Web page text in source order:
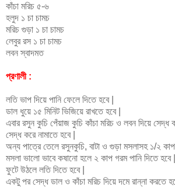
কাঁচা মরিচ ৫-৬
হলুদ ১ চা চামচ
মরিচ গুড়া ১ চা চামচ
লেবুর রস ১ চা চামচ
লবন স্বাদমত
প্রণালী :
লতি ভাপ দিয়ে পানি ফেলে দিতে হবে |
ডাল ধুয়ে ১৫ মিনিট ভিজিয়ে রাখতে হবে |
এবার রসুন কুচি পেঁয়াজ কুচি কাঁচা মরিচ ও লবন দিয়ে সেদ্ধ
সেদ্ধ করে নামাতে হবে |
অন্য পাত্রে তেলে রসুনকুচি, বাটা ও গুড়া মসলাসহ ১/২ কাপ
মসলা ভালো ভাবে কষানো হলে ২ কাপ গরম পানি দিতে হবে |
ফুটে উঠলে লতি দিতে হবে |
একটু পর সেদ্ধ ডাল ও কাঁচা মরিচ দিয়ে দমে রান্না করতে